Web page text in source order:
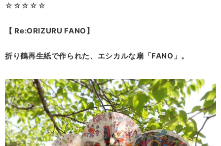
☆☆☆☆☆
【 Re:ORIZURU FANO 】
折り鶴再生紙で作られた、エシカルな扇「FANO 」。